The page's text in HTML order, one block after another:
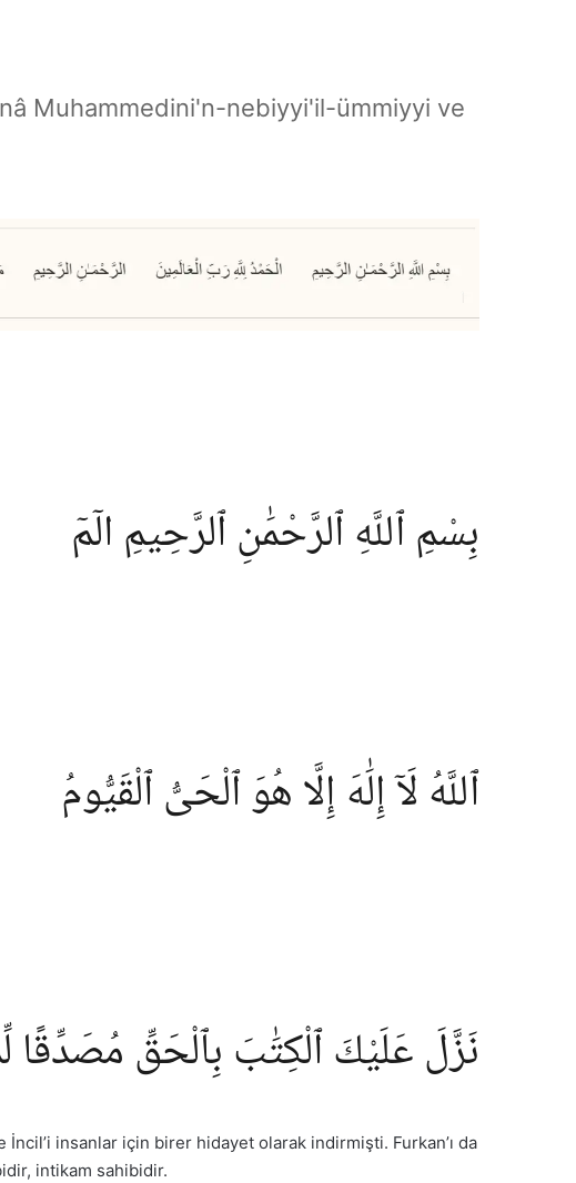
Muhammedini'n-nebiyyi'il-ümmiyyi ve
بِسْمِ ٱللَّهِ ٱلرَّحْمَٰنِ ٱلرَّحِيمِ الٓمٓ
ٱللَّهُ لَآ إِلَٰهَ إِلَّا هُوَ ٱلْحَىُّ ٱلْقَيُّومُ
نَزَّلَ عَلَيْكَ ٱلْكِتَٰبَ بِٱلْحَقِّ مُصَدِّقًا
İncil’i insanlar için birer hidayet olarak indirmişti. Furkan’ı da
intikam sahibidir.